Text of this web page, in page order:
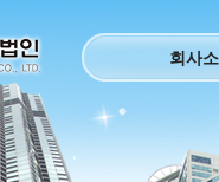
회사